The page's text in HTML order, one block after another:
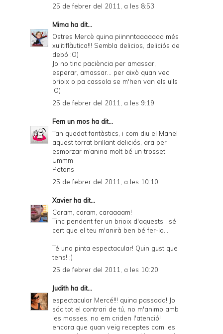
25 de febrer del 2011, a les 8:53
Mima ha dit...
Ostres Mercè quina piinnntaaaaaaa més
xulitiflàutica!!! Sembla delicios, deliciós de
debó :O)
Jo no tinc paciència per amassar,
esperar, amassar... per això quan vec
brioix o pa cassola se m'hen van els ulls
:O)
25 de febrer del 2011, a les 9:19
Fem un mos ha dit...
Tan quedat fantàstics, i com diu el Manel
aquest torrat brillant deliciós, ara per
esmorzar m’aniria molt bé un trosset
Ummm
Petons
25 de febrer del 2011, a les 10:10
Xavier ha dit...
Caram, caram, caraaaam!
Tinc pendent fer un brioix d'aquests i sé
cert que el teu m'anirà ben bé fer-lo...
Té una pinta espectacular! Quin gust que
tens! ;)
25 de febrer del 2011, a les 10:20
Judith ha dit...
espectacular Mercé!!! quina passada! Jo
sóc tot el contrari de tú, no m'animo amb
les masses, no em criden l'atenció!
encara que quan veig receptes com les